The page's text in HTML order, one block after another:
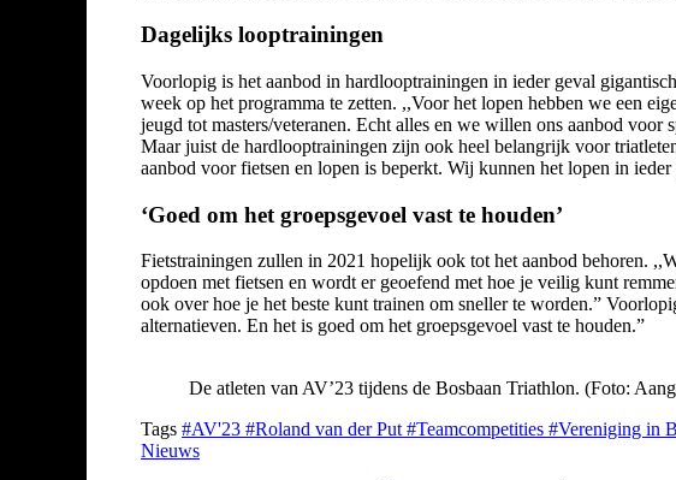
Dagelijks looptrainingen
Voorlopig is het aanbod in hardlooptrainingen in ieder geval
week op het programma te zetten. ,,Voor het lopen hebben we een
jeugd tot masters/veteranen. Echt alles en we willen ons aanbod voor
Maar juist de hardlooptrainingen zijn ook heel belangrijk voor
aanbod voor fietsen en lopen is beperkt. Wij kunnen het lopen in
‘Goed om het groepsgevoel vast te houden’
Fietstrainingen zullen in 2021 hopelijk ook tot het aanbod behoren.
opdoen met fietsen en wordt er geoefend met hoe je veilig kunt
ook over hoe je het beste kunt trainen om sneller te worden.”
alternatieven. En het is goed om het groepsgevoel vast te houden.”
De atleten van AV’23 tijdens de Bosbaan Triathlon. (Foto:
Tags #AV'23 #Roland van der Put#Teamcompetities #Vereniging in
Nieuws